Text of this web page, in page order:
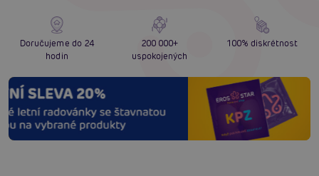
Doručujeme do 24
hodin
200 000+
uspokojených
100% diskrétnost